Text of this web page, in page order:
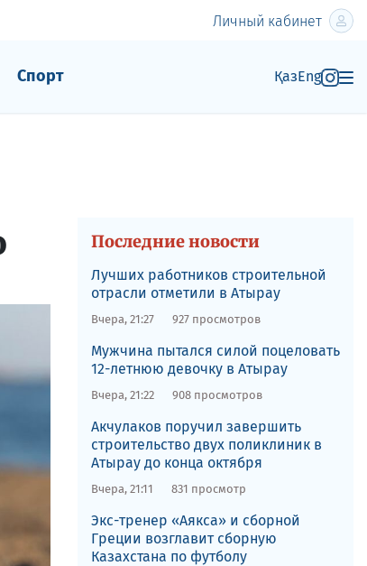
Личный кабинет
Спорт ҚазEng
Последние новости
Лучших работников строительной
отрасли отметили в Атырау
Вчера, 21:27 927 просмотров
Мужчина пытался силой поцеловать
12-летнюю девочку в Атырау
Вчера, 21:22 908 просмотров
Акчулаков поручил завершить
строительство двух поликлиник в
Атырау до конца октября
Вчера, 21:11 831 просмотр
Экс-тренер «Аякса» и сборной
Греции возглавит сборную
Казахстана по футболу